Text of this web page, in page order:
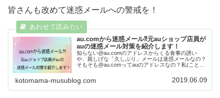
皆さんも改めて迷惑メールへの警戒を！
au.comから迷惑メール⁈元auショップ店員が
auの迷惑メール対策を紹介します！
知らない@au.comのアドレスからくる食事の誘い
や、親しげな「久しぶり」メールは迷惑メールなの？
そもそも@au.comってauのアドレスなの？私(ことら)
す！この記事を読んでもらうことで、...
kotomama-musublog.com 2019.06.09